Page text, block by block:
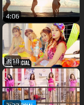
4:06
3:18